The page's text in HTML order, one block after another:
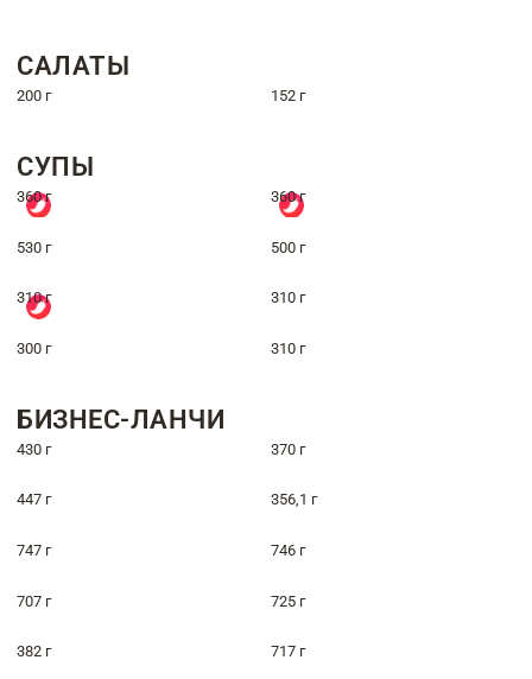
САЛАТЫ
200 г 152 г
СУПЫ
360 г 360 г
530 г 500 г
310 г 310 г
300 г 310 г
БИЗНЕС-ЛАНЧИ
430 г 370 г
447 г 356,1 г
747 г 746 г
707 г 725 г
382 г 717 г